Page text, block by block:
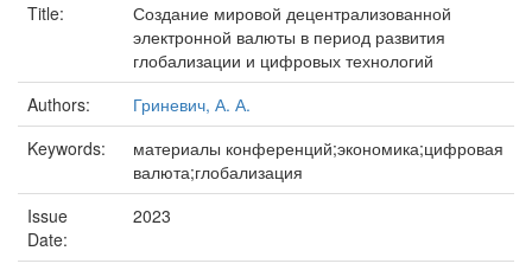
Title:
Создание мировой децентрализованной
электронной валюты в период развития
глобализации и цифровых технологий
Authors:
Гриневич, А. А.
Keywords:
материалы конференций;экономика;цифровая
валюта;глобализация
Issue
Date:
2023